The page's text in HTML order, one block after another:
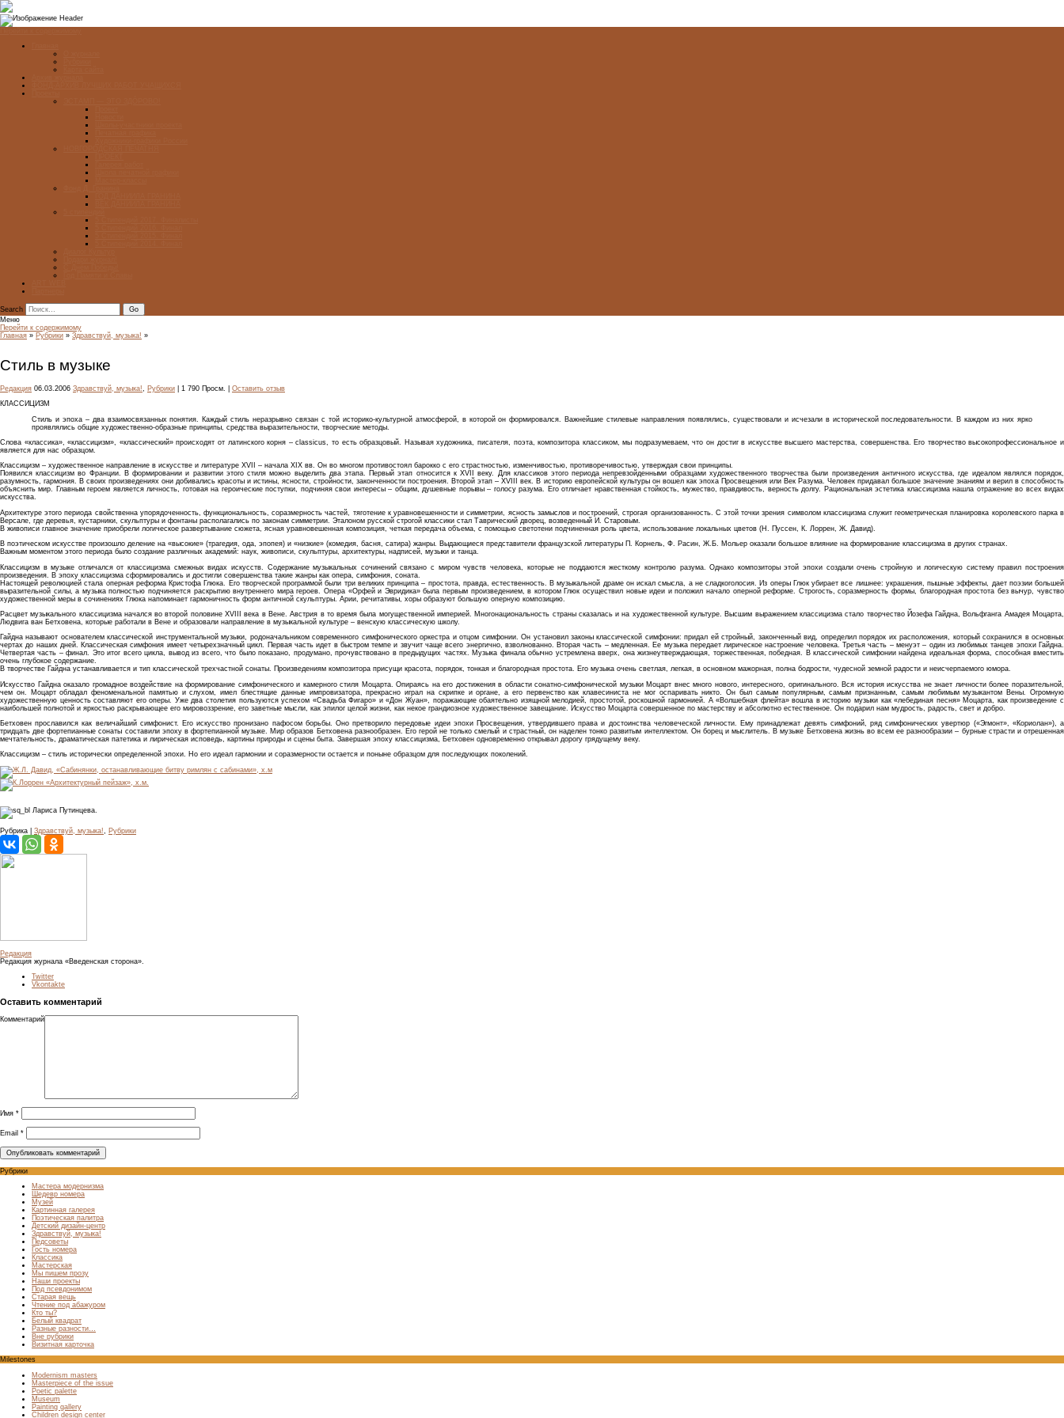
Search
Меню
Перейти к содержимому
Главная » Рубрики » Здравствуй, музыка! »
Стиль в музыке
Редакция 06.03.2006 Здравствуй, музыка! Рубрики | 1 790 Просм. | Оставить отзыв
КЛАССИЦИЗМ
Стиль и эпоха – два взаимосвязанных понятия. Каждый стиль неразрывно связан с той историко-культурной атмосферой, в которой он формировался. Важнейшие стилевые направления появлялись, существовали и исчезали в исторической последовательности. В каждом из них ярко
проявлялись общие художественно-образные принципы, средства выразительности, творческие методы.
Слова «классика», «классицизм», «классический» происходят от латинского корня – classicus, то есть образцовый. Называя художника, писателя, поэта, композитора классиком, мы подразумеваем, что он достиг в искусстве высшего мастерства, совершенства. Его творчество высокопрофессиональное и
является для нас образцом.
Классицизм – художественное направление в искусстве и литературе XVII – начала XIX вв. Он во многом противостоял барокко с его страстностью, изменчивостью, противоречивостью, утверждая свои принципы.
Появился классицизм во Франции. В формировании и развитии этого стиля можно выделить два этапа. Первый этап относится к XVII веку. Для классиков этого периода непревзойденными образцами художественного творчества были произведения античного искусства, где идеалом являлся порядок,
разумность, гармония. В своих произведениях они добивались красоты и истины, ясности, стройности, законченности построения. Второй этап – XVIII век. В историю европейской культуры он вошел как эпоха Просвещения или Век Разума. Человек придавал большое значение знаниям и верил в способность
объяснить мир. Главным героем является личность, готовая на героические поступки, подчиняя свои интересы – общим, душевные порывы – голосу разума. Его отличает нравственная стойкость, мужество, правдивость, верность долгу. Рациональная эстетика классицизма нашла отражение во всех видах
искусства.
Архитектуре этого периода свойственна упорядоченность, функциональность, соразмерность частей, тяготение к уравновешенности и симметрии, ясность замыслов и построений, строгая организованность. С этой точки зрения символом классицизма служит геометрическая планировка королевского парка в
Версале, где деревья, кустарники, скульптуры и фонтаны располагались по законам симметрии. Эталоном русской строгой классики стал Таврический дворец, возведенный И. Старовым.
В живописи главное значение приобрели логическое развертывание сюжета, ясная уравновешенная композиция, четкая передача объема, с помощью светотени подчиненная роль цвета, использование локальных цветов (Н. Пуссен, К. Лоррен, Ж. Давид).
В поэтическом искусстве произошло деление на «высокие» (трагедия, ода, эпопея) и «низкие» (комедия, басня, сатира) жанры. Выдающиеся представители французской литературы П. Корнель, Ф. Расин, Ж.Б. Мольер оказали большое влияние на формирование классицизма в других странах.
Важным моментом этого периода было создание различных академий: наук, живописи, скульптуры, архитектуры, надписей, музыки и танца.
Классицизм в музыке отличался от классицизма смежных видах искусств. Содержание музыкальных сочинений связано с миром чувств человека, которые не поддаются жесткому контролю разума. Однако композиторы этой эпохи создали очень стройную и логическую систему правил построения
произведения. В эпоху классицизма сформировались и достигли совершенства такие жанры как опера, симфония, соната.
Настоящей революцией стала оперная реформа Кристофа Глюка. Его творческой программой были три великих принципа – простота, правда, естественность. В музыкальной драме он искал смысла, а не сладкоголосия. Из оперы Глюк убирает все лишнее: украшения, пышные эффекты, дает поэзии большей
выразительной силы, а музыка полностью подчиняется раскрытию внутреннего мира героев. Опера «Орфей и Эвридика» была первым произведением, в котором Глюк осуществил новые идеи и положил начало оперной реформе. Строгость, соразмерность формы, благородная простота без вычур, чувство
художественной меры в сочинениях Глюка напоминает гармоничность форм античной скульптуры. Арии, речитативы, хоры образуют большую оперную композицию.
Расцвет музыкального классицизма начался во второй половине XVIII века в Вене. Австрия в то время была могущественной империей. Многонациональность страны сказалась и на художественной культуре. Высшим выражением классицизма стало творчество Йозефа Гайдна, Вольфганга Амадея Моцарта,
Людвига ван Бетховена, которые работали в Вене и образовали направление в музыкальной культуре – венскую классическую школу.
Гайдна называют основателем классической инструментальной музыки, родоначальником современного симфонического оркестра и отцом симфонии. Он установил законы классической симфонии: придал ей стройный, законченный вид, определил порядок их расположения, который сохранился в основных
чертах до наших дней. Классическая симфония имеет четырехзначный цикл. Первая часть идет в быстром темпе и звучит чаще всего энергично, взволнованно. Вторая часть – медленная. Ее музыка передает лирическое настроение человека. Третья часть – менуэт – один из любимых танцев эпохи Гайдна.
Четвертая часть – финал. Это итог всего цикла, вывод из всего, что было показано, продумано, прочувствовано в предыдущих частях. Музыка финала обычно устремлена вверх, она жизнеутверждающая, торжественная, победная. В классической симфонии найдена идеальная форма, способная вместить
очень глубокое содержание.
В творчестве Гайдна устанавливается и тип классической трехчастной сонаты. Произведениям композитора присущи красота, порядок, тонкая и благородная простота. Его музыка очень светлая, легкая, в основном мажорная, полна бодрости, чудесной земной радости и неисчерпаемого юмора.
Искусство Гайдна оказало громадное воздействие на формирование симфонического и камерного стиля Моцарта. Опираясь на его достижения в области сонатно-симфонической музыки Моцарт внес много нового, интересного, оригинального. Вся история искусства не знает личности более поразительной,
чем он. Моцарт обладал феноменальной памятью и слухом, имел блестящие данные импровизатора, прекрасно играл на скрипке и органе, а его первенство как клавесиниста не мог оспаривать никто. Он был самым популярным, самым признанным, самым любимым музыкантом Вены. Огромную
художественную ценность составляют его оперы. Уже два столетия пользуются успехом «Свадьба Фигаро» и «Дон Жуан», поражающие обаятельно изящной мелодией, простотой, роскошной гармонией. А «Волшебная флейта» вошла в историю музыки как «лебединая песня» Моцарта, как произведение с
наибольшей полнотой и яркостью раскрывающее его мировоззрение, его заветные мысли, как эпилог целой жизни, как некое грандиозное художественное завещание. Искусство Моцарта совершенное по мастерству и абсолютно естественное. Он подарил нам мудрость, радость, свет и добро.
Бетховен прославился как величайший симфонист. Его искусство пронизано пафосом борьбы. Оно претворило передовые идеи эпохи Просвещения, утвердившего права и достоинства человеческой личности. Ему принадлежат девять симфоний, ряд симфонических увертюр («Эгмонт», «Кориолан»), а
тридцать две фортепианные сонаты составили эпоху в фортепианной музыке. Мир образов Бетховена разнообразен. Его герой не только смелый и страстный, он наделен тонко развитым интеллектом. Он борец и мыслитель. В музыке Бетховена жизнь во всем ее разнообразии – бурные страсти и отрешенная
мечтательность, драматическая патетика и лирическая исповедь, картины природы и сцены быта. Завершая эпоху классицизма, Бетховен одновременно открывал дорогу грядущему веку.
Классицизм – стиль исторически определенной эпохи. Но его идеал гармонии и соразмерности остается и поныне образцом для последующих поколений.
Лариса Путинцева.
Рубрика | Здравствуй, музыка! Рубрики
Редакция
Редакция журнала «Введенская сторона».
Twitter
Vkontakte
Оставить комментарий
Комментарий
Имя *
Email *
Рубрики
Мастера модернизма
Шедевр номера
Музей
Картинная галерея
Поэтическая палитра
Детский дизайн-центр
Здравствуй, музыка!
Педсоветы
Гость номера
Классика
Мастерская
Мы пишем прозу
Наши проекты
Под псевдонимом
Старая вещь
Чтение под абажуром
Кто ты?
Белый квадрат
Разные разности…
Вне рубрики
Визитная карточка
Milestones
Modernism masters
Masterpiece of the issue
Poetic palette
Museum
Painting gallery
Children design center